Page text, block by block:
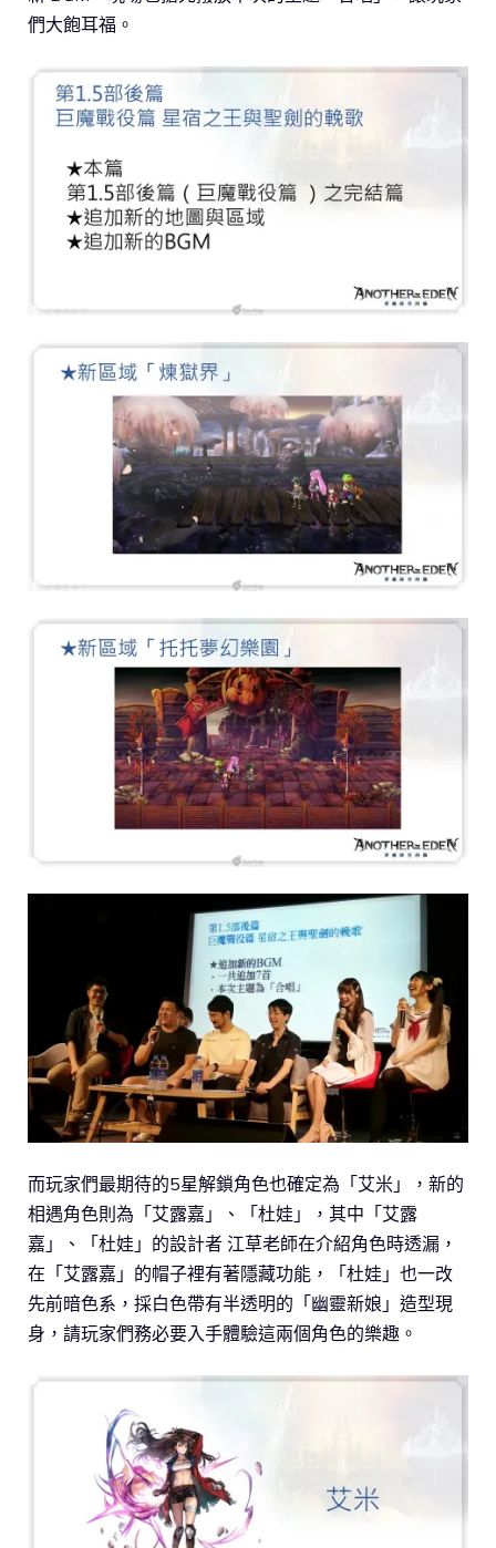
們大飽耳福。
而玩家們最期待的5星解鎖角色也確定為「艾米」，新的
相遇角色則為「艾露嘉」、「杜娃」，其中「艾露
嘉」、「杜娃」的設計者 江草老師在介紹角色時透漏，
在「艾露嘉」的帽子裡有著隱藏功能，「杜娃」也一改
先前暗色系，採白色帶有半透明的「幽靈新娘」造型現
身，請玩家們務必要入手體驗這兩個角色的樂趣。